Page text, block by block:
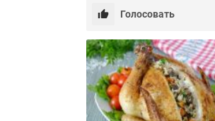
Голосовать